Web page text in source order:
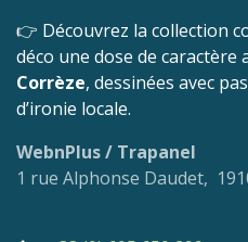
👉 Découvrez la collection
déco une dose de caractère
Corrèze, dessinées avec
d’ironie locale.
WebnPlus / Trapanel
1 rue Alphonse Daudet,